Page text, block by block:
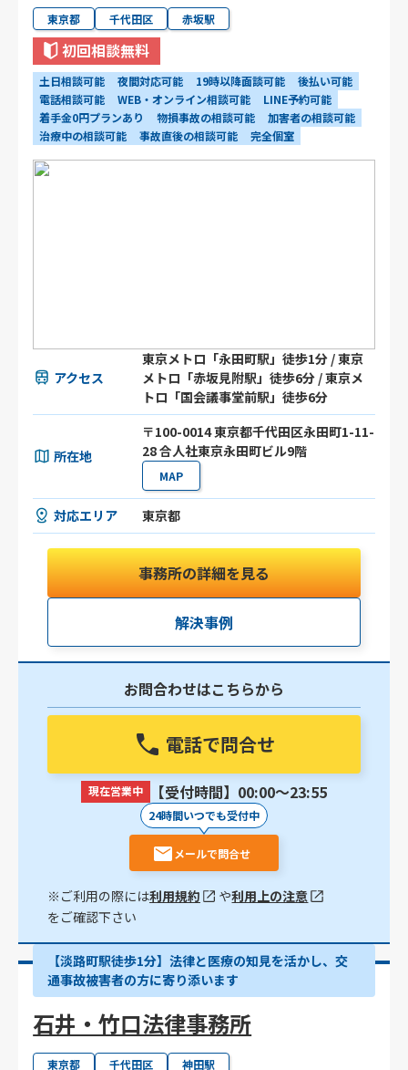
東京都 千代田区 赤坂駅
初回相談無料
土日相談可能 夜間対応可能 19時以降面談可能
後払い可能
電話相談可能
WEB・オンライン相談可能
LINE予約可能
着手金0円プランあり
物損事故の相談可能
加害者の相談可能
治療中の相談可能
事故直後の相談可能 完全個室
アクセス
東京メトロ「永田町駅」徒歩1分 / 東京
メトロ「赤坂見附駅」徒歩6分 / 東京メ
トロ「国会議事堂前駅」徒歩6分
所在地
〒100-0014 東京都千代田区永田町1-11-
28 合人社東京永田町ビル9階
MAP
対応エリア 東京都
事務所の詳細を見る
解決事例
お問合わせはこちらから
電話で問合せ
現在営業中 【受付時間】00:00〜23:55
24時間いつでも受付中
メールで問合せ
※ご利用の際には利用規約 や利用上の注意
をご確認下さい
【淡路町駅徒歩1分】法律と医療の知見を活かし、交
通事故被害者の方に寄り添います
石井・竹口法律事務所
東京都 千代田区 神田駅